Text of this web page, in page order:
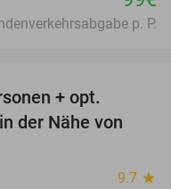
p. P.
+ opt.
der Nähe von
9.7 star